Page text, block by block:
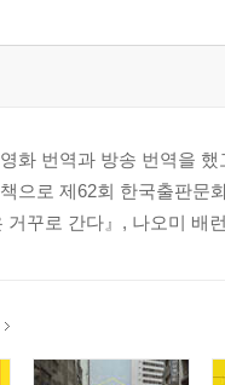
화 번역과 방송 번역을
으로 제62회 한국출판문
거꾸로 간다』, 나오미 배